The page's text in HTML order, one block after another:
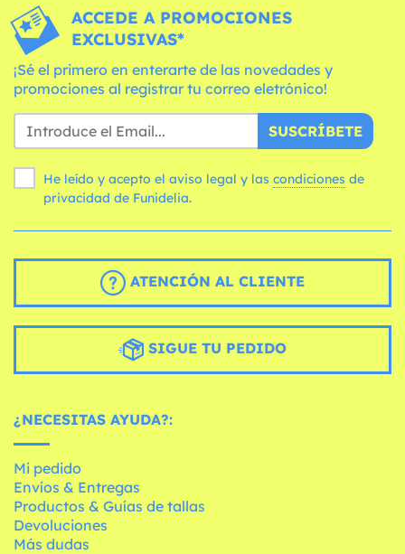
ACCEDE A PROMOCIONES
EXCLUSIVAS*
¡Sé el primero en enterarte de las novedades y
promociones al registrar tu correo eletrónico!
SUSCRÍBETE
He leído y acepto el aviso legal y las condiciones
privacidad de Funidelia.
ATENCIÓN AL CLIENTE
SIGUE TU PEDIDO
¿NECESITAS AYUDA?:
Mi pedido
Envíos & Entregas
Productos & Guías de tallas
Devoluciones
Más dudas